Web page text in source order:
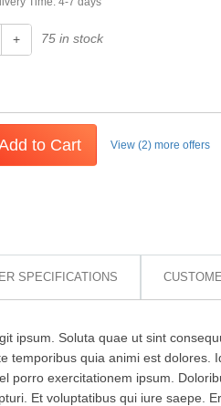
+ 75 in stock
to Cart View (2) more offers
SPECIFICATIONS
ipsum. Soluta quae ut sint
temporibus quia animi est dolores.
porro exercitationem ipsum.
Et voluptatibus qui iure saepe.